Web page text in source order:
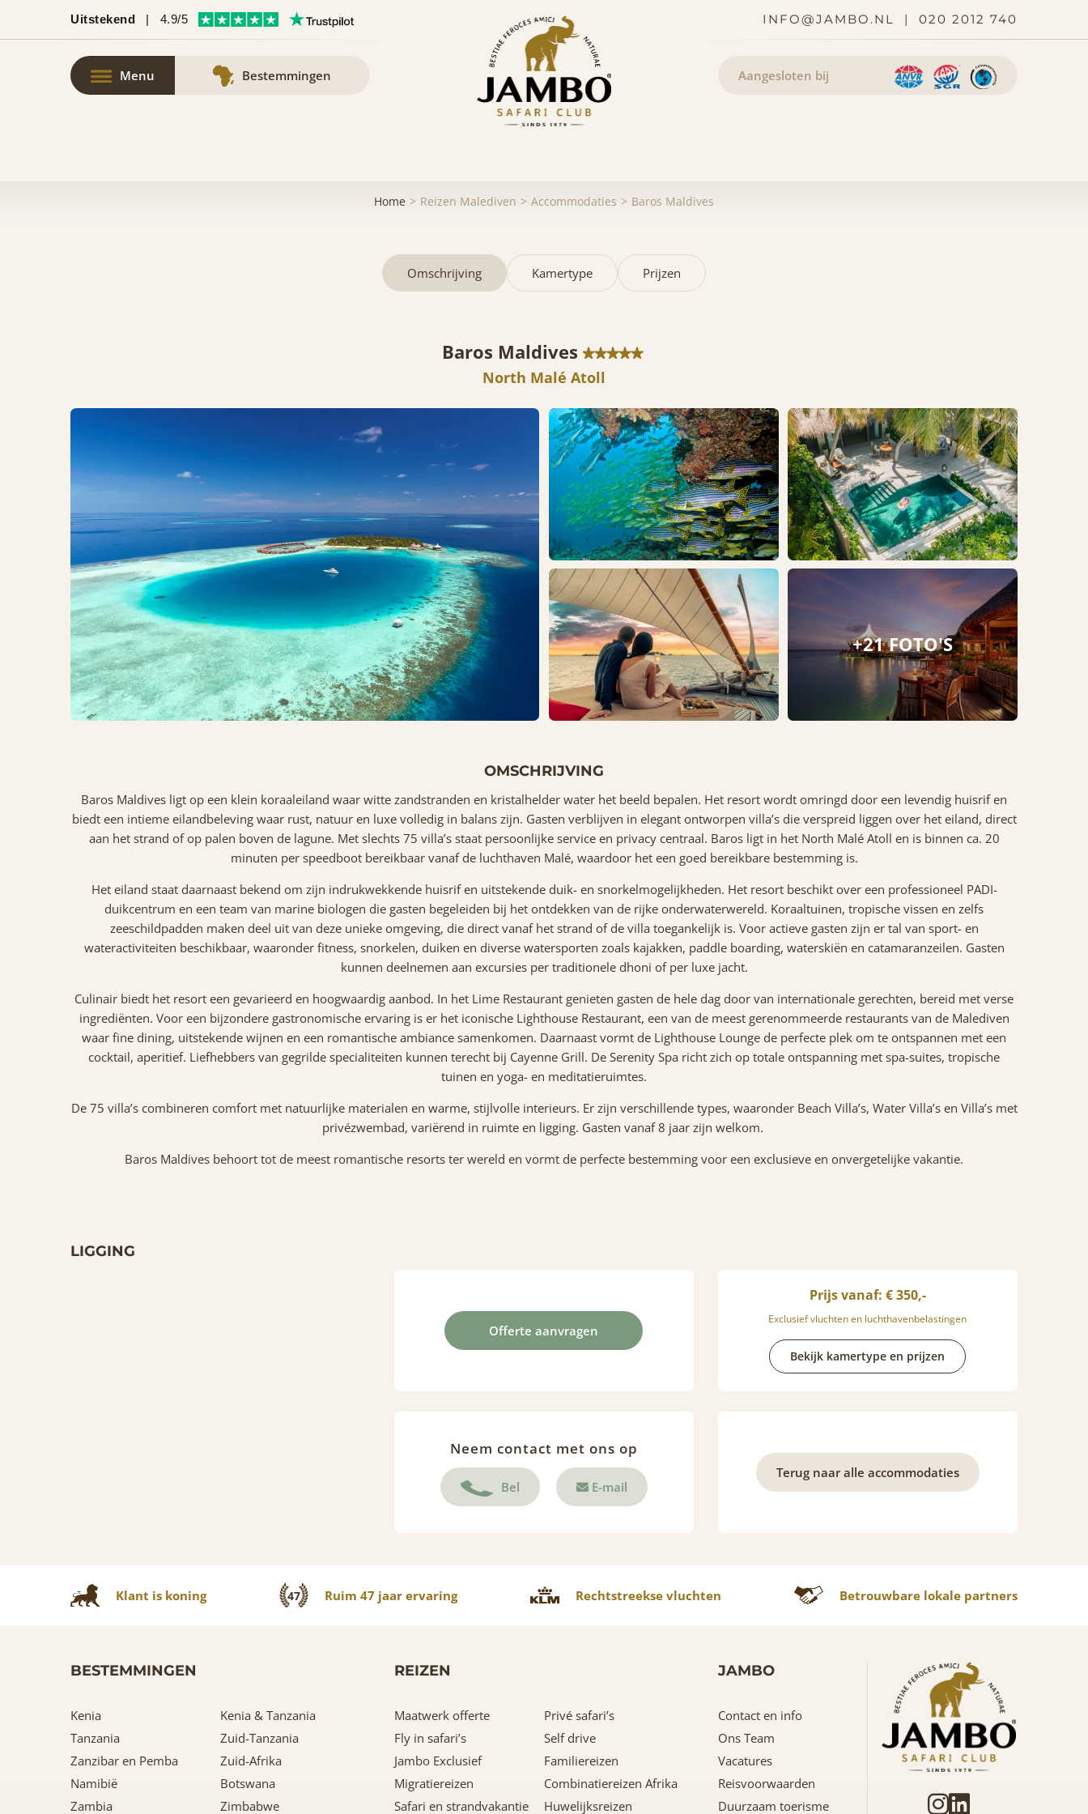
Uitstekend | 4.9/5 INFO@JAMBO.NL | 020 2012 740
Menu Bestemmingen Aangesloten bij
Home Reizen Malediven Accommodaties Baros Maldives
Omschrijving Kamertype Prijzen
Baros Maldives
North Malé Atoll
+21 FOTO'S
OMSCHRIJVING
Baros Maldives ligt op een klein koraaleiland waar witte zandstranden en kristalhelder water het beeld bepalen. Het resort wordt omringd door een levendig huisrif en
biedt een intieme eilandbeleving waar rust, natuur en luxe volledig in balans zijn. Gasten verblijven in elegant ontworpen villa’s die verspreid liggen over het eiland, direct
aan het strand of op palen boven de lagune. Met slechts 75 villa’s staat persoonlijke service en privacy centraal. Baros ligt in het North Malé Atoll en is binnen ca. 20
minuten per speedboot bereikbaar vanaf de luchthaven Malé, waardoor het een goed bereikbare bestemming is.
Het eiland staat daarnaast bekend om zijn indrukwekkende huisrif en uitstekende duik- en snorkelmogelijkheden. Het resort beschikt over een professioneel PADI-
duikcentrum en een team van marine biologen die gasten begeleiden bij het ontdekken van de rijke onderwaterwereld. Koraaltuinen, tropische vissen en zelfs
zeeschildpadden maken deel uit van deze unieke omgeving, die direct vanaf het strand of de villa toegankelijk is. Voor actieve gasten zijn er tal van sport- en
wateractiviteiten beschikbaar, waaronder fitness, snorkelen, duiken en diverse watersporten zoals kajakken, paddle boarding, waterskiën en catamaranzeilen. Gasten
kunnen deelnemen aan excursies per traditionele dhoni of per luxe jacht.
Culinair biedt het resort een gevarieerd en hoogwaardig aanbod. In het Lime Restaurant genieten gasten de hele dag door van internationale gerechten, bereid met verse
ingrediënten. Voor een bijzondere gastronomische ervaring is er het iconische Lighthouse Restaurant, een van de meest gerenommeerde restaurants van de Malediven
waar fine dining, uitstekende wijnen en een romantische ambiance samenkomen. Daarnaast vormt de Lighthouse Lounge de perfecte plek om te ontspannen met een
cocktail, aperitief. Liefhebbers van gegrilde specialiteiten kunnen terecht bij Cayenne Grill. De Serenity Spa richt zich op totale ontspanning met spa-suites, tropische
tuinen en yoga- en meditatieruimtes.
De 75 villa’s combineren comfort met natuurlijke materialen en warme, stijlvolle interieurs. Er zijn verschillende types, waaronder Beach Villa’s, Water Villa’s en Villa’s met
privézwembad, variërend in ruimte en ligging. Gasten vanaf 8 jaar zijn welkom.
Baros Maldives behoort tot de meest romantische resorts ter wereld en vormt de perfecte bestemming voor een exclusieve en onvergetelijke vakantie.
LIGGING
Offerte aanvragen
Neem contact met ons op
Bel E-mail
Prijs vanaf: € 350,-
Exclusief vluchten en luchthavenbelastingen
Bekijk kamertype en prijzen
Terug naar alle accommodaties
Klant is koning 47 Ruim 47 jaar ervaring Rechtstreekse vluchten Betrouwbare lokale partners
BESTEMMINGEN
Kenia
Kenia & Tanzania
Tanzania
Zuid-Tanzania
Zanzibar en Pemba
Zuid-Afrika
Namibië
Botswana
Zambia
Zimbabwe
REIZEN
Maatwerk offerte
Privé safari’s
Fly in safari’s
Self drive
Jambo Exclusief
Familiereizen
Migratiereizen
Combinatiereizen Afrika
Safari en strandvakantie
Huwelijksreizen
JAMBO
Contact en info
Ons Team
Vacatures
Reisvoorwaarden
Duurzaam toerisme